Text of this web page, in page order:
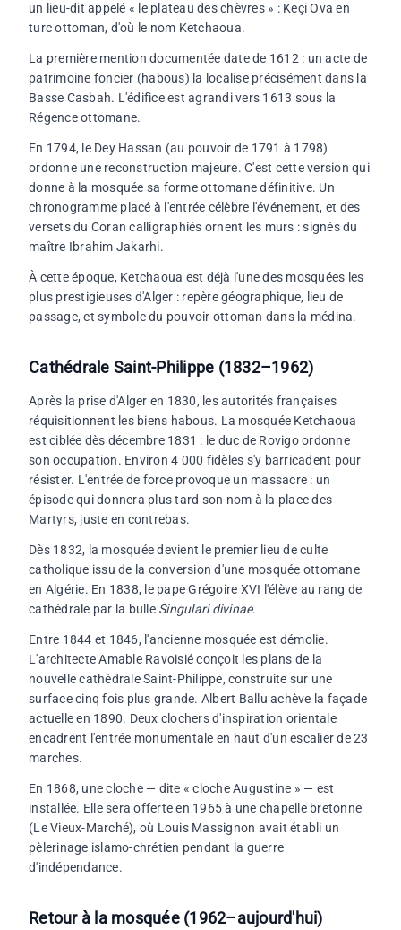
un lieu-dit appelé « le plateau des chèvres » : Keçi Ova en
turc ottoman, d'où le nom Ketchaoua.
La première mention documentée date de 1612 : un acte de
patrimoine foncier (habous) la localise précisément dans la
Basse Casbah. L'édifice est agrandi vers 1613 sous la
Régence ottomane.
En 1794, le Dey Hassan (au pouvoir de 1791 à 1798)
ordonne une reconstruction majeure. C'est cette version qui
donne à la mosquée sa forme ottomane définitive. Un
chronogramme placé à l'entrée célèbre l'événement, et des
versets du Coran calligraphiés ornent les murs : signés du
maître Ibrahim Jakarhi.
À cette époque, Ketchaoua est déjà l'une des mosquées les
plus prestigieuses d'Alger : repère géographique, lieu de
passage, et symbole du pouvoir ottoman dans la médina.
Cathédrale Saint-Philippe (1832–1962)
Après la prise d'Alger en 1830, les autorités françaises
réquisitionnent les biens habous. La mosquée Ketchaoua
est ciblée dès décembre 1831 : le duc de Rovigo ordonne
son occupation. Environ 4 000 fidèles s'y barricadent pour
résister. L'entrée de force provoque un massacre : un
épisode qui donnera plus tard son nom à la place des
Martyrs, juste en contrebas.
Dès 1832, la mosquée devient le premier lieu de culte
catholique issu de la conversion d'une mosquée ottomane
en Algérie. En 1838, le pape Grégoire XVI l'élève au rang de
cathédrale par la bulle Singulari divinae.
Entre 1844 et 1846, l'ancienne mosquée est démolie.
L'architecte Amable Ravoisié conçoit les plans de la
nouvelle cathédrale Saint-Philippe, construite sur une
surface cinq fois plus grande. Albert Ballu achève la façade
actuelle en 1890. Deux clochers d'inspiration orientale
encadrent l'entrée monumentale en haut d'un escalier de 23
marches.
En 1868, une cloche — dite « cloche Augustine » — est
installée. Elle sera offerte en 1965 à une chapelle bretonne
(Le Vieux-Marché), où Louis Massignon avait établi un
pèlerinage islamo-chrétien pendant la guerre
d'indépendance.
Retour à la mosquée (1962–aujourd'hui)